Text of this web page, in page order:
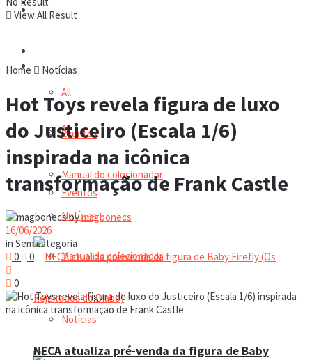
Notícias
All
Eventos
Manual do colecionador
Notícias
Reviews
All
Eventos
Manual do colecionador
Notícias
NECA atualiza pré-venda da figura de Baby
View All Result
Home Notícias
Hot Toys revela figura de luxo
do Justiceiro (Escala 1/6)
inspirada na icônica
transformação de Frank Castle
bymagbonecs
16/06/2026
in Sem categoria
0
0
0